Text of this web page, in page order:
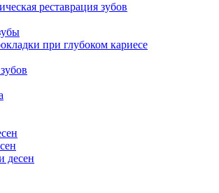
реставрация зубов
при глубоком кариесе
десен